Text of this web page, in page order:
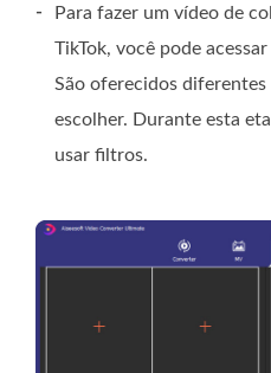
-
Para fazer um vídeo de
TikTok, você pode acessar
São oferecidos
escolher. Durante esta
usar filtros.